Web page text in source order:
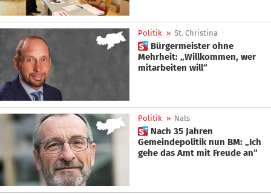
Politik » St. Christina
 Bürgermeister ohne
Mehrheit: „Willkommen, wer
mitarbeiten will“
Politik » Nals
 Nach 35 Jahren
Gemeindepolitik nun BM: „Ich
gehe das Amt mit Freude an“